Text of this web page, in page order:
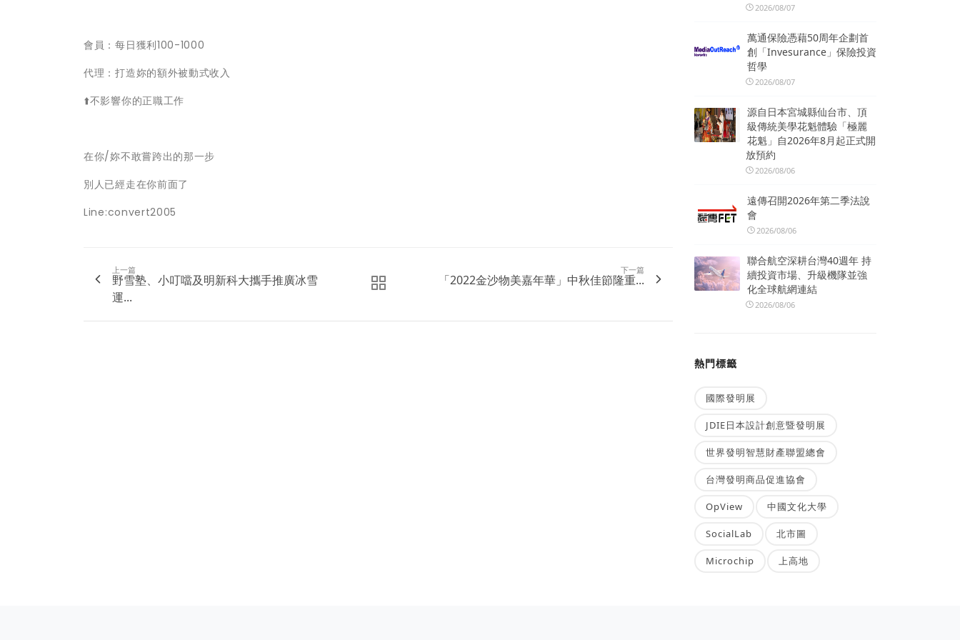
會員：每日獲利100-1000
代理：打造妳的額外被動式收入
⬆️不影響你的正職工作
在你/妳不敢嘗跨出的那一步
別人已經走在你前面了
Line:convert2005
上一篇
野雪塾、小叮噹及明新科大攜手推廣冰雪
運...
下一篇
「2022金沙物美嘉年華」中秋佳節隆重...
2026/08/07
萬通保險憑藉50周年企劃首
創「Invesurance」保險投資
哲學
2026/08/07
源自日本宮城縣仙台市、頂
級傳統美學花魁體驗「極麗
花魁」自2026年8月起正式開
放預約
2026/08/06
遠傳召開2026年第二季法說
會
2026/08/06
聯合航空深耕台灣40週年 持
續投資市場、升級機隊並強
化全球航網連結
2026/08/06
熱門標籤
國際發明展
JDIE日本設計創意暨發明展
世界發明智慧財產聯盟總會
台灣發明商品促進協會
OpView 中國文化大學
SocialLab 北市圖
Microchip 上高地